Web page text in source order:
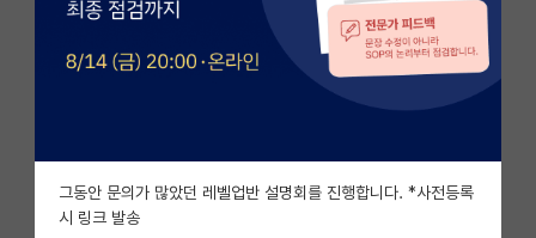
전체글보기
베스트 게시판
자유 게시판(아무개랩)
미국 유학 게시판
그동안 문의가 많았던 레벨업반 설명회를 진행합니다. *사전등록
시 링크 발송